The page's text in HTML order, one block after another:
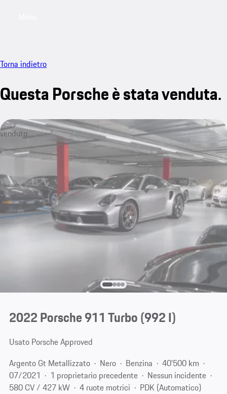
Torna indietro
Questa Porsche è stata venduta.
venduto
2022 Porsche 911 Turbo(992 I)
Usato Porsche Approved
Argento Gt Metallizzato
Nero Benzina
40'500 km
07/2021
1 proprietario precedente
Nessun incidente
580 CV / 427 kW
4 ruote motrici
PDK (Automatico)